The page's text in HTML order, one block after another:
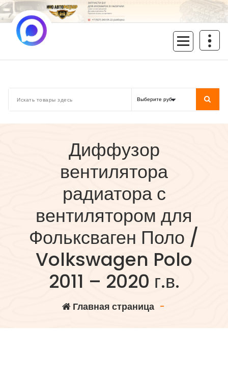
Перейти
к
содержимому
Диффузор
вентилятора
радиатора с
вентилятором для
Фольксваген Поло /
Volkswagen Polo
2011 – 2020 г.в.
Главная страница-